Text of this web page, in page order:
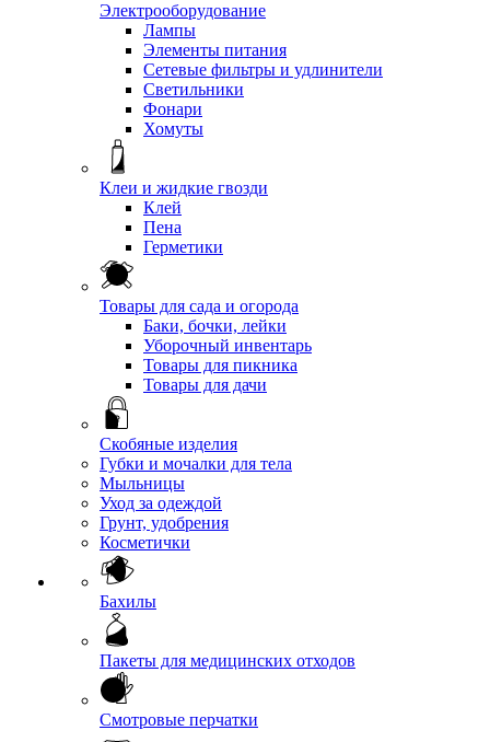
Электрооборудование
Лампы
Элементы питания
Сетевые фильтры и удлинители
Светильники
Фонари
Хомуты
Клеи и жидкие гвозди
Клей
Пена
Герметики
Товары для сада и огорода
Баки, бочки, лейки
Уборочный инвентарь
Товары для пикника
Товары для дачи
Скобяные изделия
Губки и мочалки для тела
Мыльницы
Уход за одеждой
Грунт, удобрения
Косметички
Бахилы
Пакеты для медицинских отходов
Смотровые перчатки